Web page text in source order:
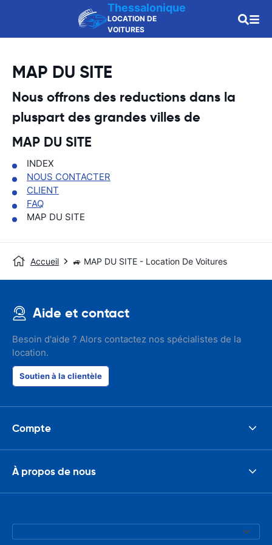
Thessalonique
LOCATION DE
VOITURES
MAP DU SITE
Nous offrons des reductions dans la
pluspart des grandes villes de
MAP DU SITE
INDEX
NOUS CONTACTER
CLIENT
FAQ
MAP DU SITE
Accueil 🚙 MAP DU SITE - Location De Voitures
Aide et contact
Besoin d'aide ? Alors contactez nos spécialistes de la
location.
Soutien à la clientèle
Compte
À propos de nous